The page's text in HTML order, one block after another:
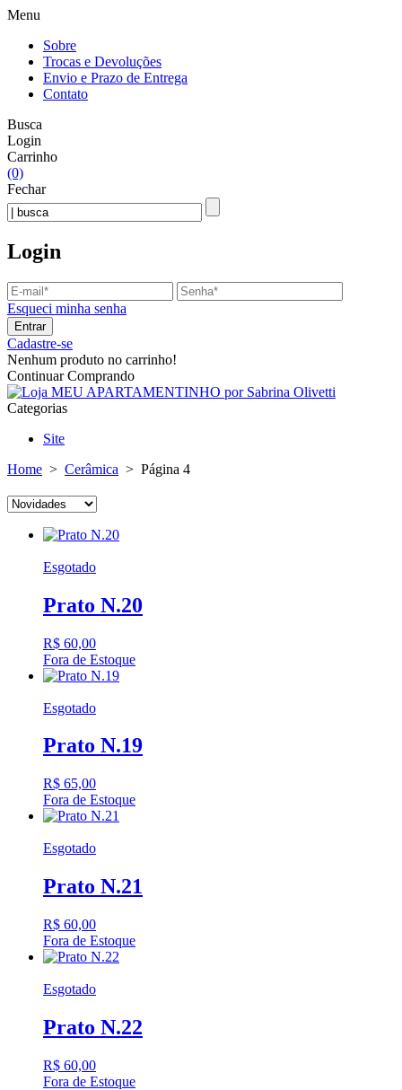
Menu
Sobre
Trocas e Devoluções
Envio e Prazo de Entrega
Contato
Busca
Login
Carrinho
(0)
Fechar
Login
Esqueci minha senha
Entrar
Cadastre-se
Nenhum produto no carrinho!
Continuar Comprando
Categorias
Site
Home > Cerâmica > Página 4
Esgotado
Prato N.20
R$ 60,00
Fora de Estoque
Esgotado
Prato N.19
R$ 65,00
Fora de Estoque
Esgotado
Prato N.21
R$ 60,00
Fora de Estoque
Esgotado
Prato N.22
R$ 60,00
Fora de Estoque